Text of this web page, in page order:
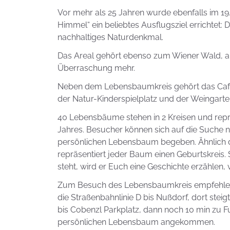
Vor mehr als 25 Jahren wurde ebenfalls im
Himmel“ ein beliebtes Ausflugsziel errichtet:
nachhaltiges Naturdenkmal.
Das Areal gehört ebenso zum Wiener Wald,
Überraschung mehr.
Neben dem Lebensbaumkreis gehört das
der Natur-Kinderspielplatz und der
40 Lebensbäume stehen in 2 Kreisen und
Jahres. Besucher können sich auf die Suche
persönlichen Lebensbaum begeben. Ähnlich
repräsentiert jeder Baum einen
steht, wird er Euch eine Geschichte
Zum Besuch des Lebensbaumkreis
die Straßenbahnlinie D bis Nußdorf, dort
bis Cobenzl Parkplatz, dann noch 10 min zu
persönlichen Lebensbaum angekommen.